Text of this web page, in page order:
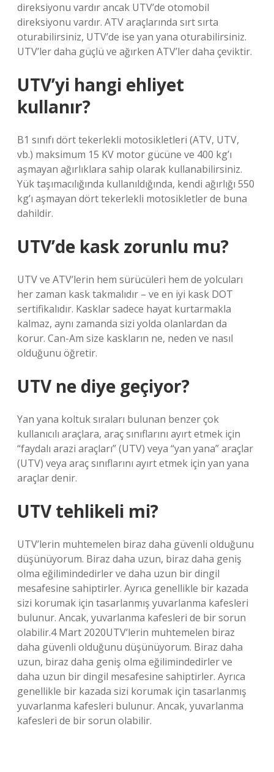
direksiyonu vardır ancak UTV’de otomobil
direksiyonu vardır. ATV araçlarında sırt sırta
oturabilirsiniz, UTV’de ise yan yana oturabilirsiniz.
UTV’ler daha güçlü ve ağırken ATV’ler daha çeviktir.
UTV’yi hangi ehliyet
kullanır?
B1 sınıfı dört tekerlekli motosikletleri (ATV, UTV,
vb.) maksimum 15 KV motor gücüne ve 400 kg’ı
aşmayan ağırlıklara sahip olarak kullanabilirsiniz.
Yük taşımacılığında kullanıldığında, kendi ağırlığı 550
kg’ı aşmayan dört tekerlekli motosikletler de buna
dahildir.
UTV’de kask zorunlu mu?
UTV ve ATV’lerin hem sürücüleri hem de yolcuları
her zaman kask takmalıdır – ve en iyi kask DOT
sertifikalıdır. Kasklar sadece hayat kurtarmakla
kalmaz, aynı zamanda sizi yolda olanlardan da
korur. Can-Am size kaskların ne, neden ve nasıl
olduğunu öğretir.
UTV ne diye geçiyor?
Yan yana koltuk sıraları bulunan benzer çok
kullanıcılı araçlara, araç sınıflarını ayırt etmek için
“faydalı arazi araçları” (UTV) veya “yan yana” araçlar
(UTV) veya araç sınıflarını ayırt etmek için yan yana
araçlar denir.
UTV tehlikeli mi?
UTV’lerin muhtemelen biraz daha güvenli olduğunu
düşünüyorum. Biraz daha uzun, biraz daha geniş
olma eğilimindedirler ve daha uzun bir dingil
mesafesine sahiptirler. Ayrıca genellikle bir kazada
sizi korumak için tasarlanmış yuvarlanma kafesleri
bulunur. Ancak, yuvarlanma kafesleri de bir sorun
olabilir.4 Mart 2020UTV’lerin muhtemelen biraz
daha güvenli olduğunu düşünüyorum. Biraz daha
uzun, biraz daha geniş olma eğilimindedirler ve
daha uzun bir dingil mesafesine sahiptirler. Ayrıca
genellikle bir kazada sizi korumak için tasarlanmış
yuvarlanma kafesleri bulunur. Ancak, yuvarlanma
kafesleri de bir sorun olabilir.